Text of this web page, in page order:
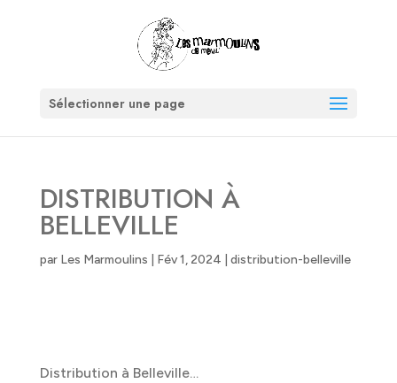
Sélectionner une page
DISTRIBUTION À
BELLEVILLE
par Les Marmoulins Fév 1, 2024 distribution-belleville
Distribution à Belleville…